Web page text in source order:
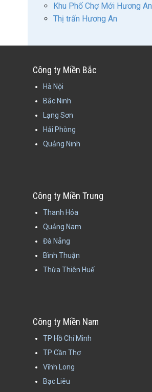
Khu Phố Chợ Mới Hương An
Thị trấn Hương An
Công ty Miền Bắc
Hà Nội
Bắc Ninh
Lạng Sơn
Hải Phòng
Quảng Ninh
Công ty Miền Trung
Thanh Hóa
Quảng Nam
Đà Nẵng
Bình Thuận
Thừa Thiên Huế
Công ty Miền Nam
TP Hồ Chí Minh
TP Cần Thơ
Vĩnh Long
Bạc Liêu